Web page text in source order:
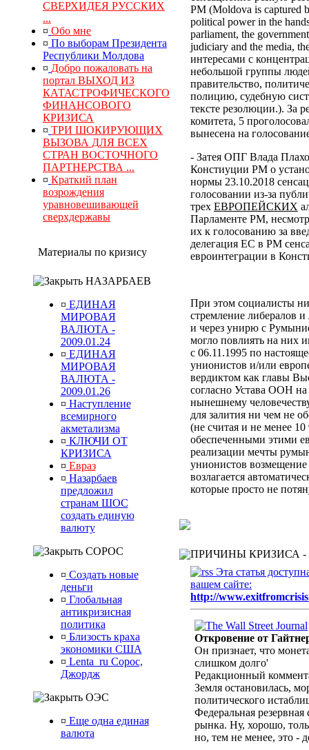
СВЕРХИДЕЯ РУССКИХ
...
¤ Обо мне
¤ По выборам Президента
Республики Молдова
¤ Добро пожаловать на
портал ВЫХОД ИЗ
КАТАСТРОФИЧЕСКОГО
ФИНАНСОВОГО
КРИЗИСА
¤ ТРИ ШОКИРУЮЩИХ
ВЫЗОВА ДЛЯ ВСЕХ
СТРАН ВОСТОЧНОГО
ПАРТНЕРСТВА ...
¤ Краткий план
возрождения
уравновешивающей
сверхдержавы
Материалы по кризису
НАЗАРБАЕВ
¤ ЕДИНАЯ
МИРОВАЯ
ВАЛЮТА -
2009.01.24
¤ ЕДИНАЯ
МИРОВАЯ
ВАЛЮТА -
2009.01.26
¤ Наступление
всемирного
акметализма
¤ КЛЮЧИ ОТ
КРИЗИСА
¤ Евраз
¤ Назарбаев
предложил
странам ШОС
создать единую
валюту
СОРОС
¤ Создать новые
деньги
¤ Глобальная
антикризисная
политика
¤ Близость краха
экономики США
¤ Lenta_ru Сорос,
Джордж
ОЭС
¤ Еще одна единая
валюта
РМ (Moldova is captured
political power in the
parliament, the
judiciary and the media,
интересами с
небольшой группы
правительство,
полицию, судебную
тексте резолюции.). За
комитета, 5
вынесена на
- Затея ОПГ Влада
Констиуции РМ о
нормы 23.10.2018
голосовании из-за
трех ЕВРОПЕЙСКИХ
Парламенте РМ,
их к голосованию за
делегация ЕС в РМ
евроинтеграции в
При этом социалисты
стремление либералов
и через унирю с
могло повлиять на них
с 06.11.1995 по
унионистов и/или
вердиктом как главы
согласно Устава ООН
нынешнему
для залития ни чем не
(не считая и не менее
обеспеченными этими
реализации мечты
унионистов возмещение
возлагается
которые просто не
ПРИЧИНЫ КРИЗИСА -
Эта статья
вашем сайте:
http://
Откровение от
Он признает, что
слишком долго'
Редакционный
Земля остановилась,
политического
Федеральная
рынка. Ну, хорошо,
но, тем не менее, это -